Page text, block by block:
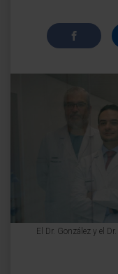
El Dr. González y el